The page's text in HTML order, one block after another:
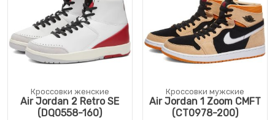
Кроссовки женские
Air Jordan 2 Retro SE
(DQ0558-160)
Кроссовки мужские
Air Jordan 1 Zoom CMFT
(CT0978-200)